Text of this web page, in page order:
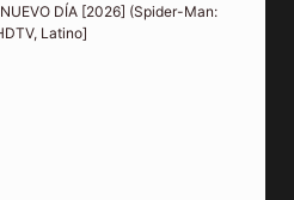
DÍA [2026] (Spider-Man:
Latino]